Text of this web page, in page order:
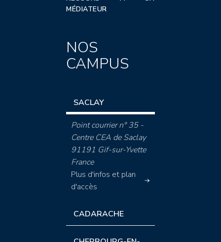
MÉDIATEUR
NOS
CAMPUS
SACLAY
Point courrier n° 35 -
Centre CEA de Saclay
91191 Gif-sur-Yvette
France
Plus d'infos et plan
d'accès
CADARACHE